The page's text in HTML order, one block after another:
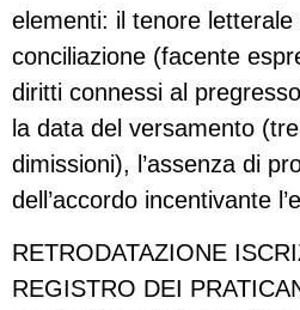
elementi: il tenore
conciliazione (facente
diritti connessi al
la data del versamento
dimissioni), l’assenza di
dell’accordo incentivante
RETRODATAZIONE
REGISTRO DEI